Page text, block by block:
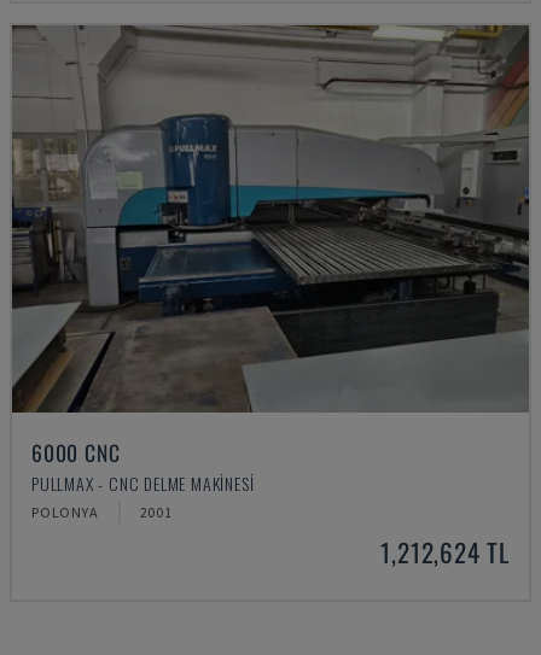
6000 CNC
PULLMAX - CNC DELME MAKINESI
POLONYA 2001
1,212,624 TL